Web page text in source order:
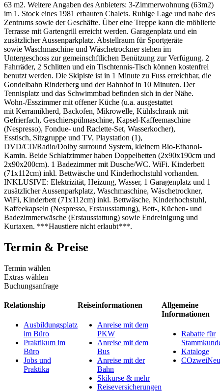
63 m2. Weitere Angaben des Anbieters: 3-Zimmerwohnung (63m2)
im 1. Stock eines 1981 erbauten Chalets. Ruhige Lage und nahe des
Zentrums sowie der Geschäfte. Über eine Treppe kann die möblierte
Terrasse mit Gartengrill erreicht werden. Garagenplatz und ein
zusätzlicher Aussenparkplatz. Abstellraum für Sportgeräte
sowie Waschmaschine und Wäschetrockner stehen im
Untergeschoss zur gemeinschftlichen Benützung zur Verfügung. 2
Fahrräder, 2 Schlitten und ein Tischtennis-Tisch können kostenfrei
benutzt werden. Die Skipiste ist in 1 Minute zu Fuss erreichbar, die
Gondelbahn Rinderberg und der Bahnhof in 10 Minuten. Der
Tennisplatz und das Schwimmbad befinden sich in der Nähe.
Wohn-/Esszimmer mit offener Küche (u.a. ausgestattet
mit Kerramikherd, Backofen, Mikrowelle, Kühlschrank mit
Gefrierfach, Geschierspülmaschine, Kapsel-Kaffeemaschine
(Nespresso), Fondue- und Raclette-Set, Wasserkocher),
Esstisch, Sitzgruppe und TV, Playstation (1),
DVD/CD/Radio/Dolby surround System, kleinem Bio-Ethanol-
Kamin. Beide Schlafzimmer haben Doppelbetten (2x90x190cm und
2x90x200cm). 1 Badezimmer mit Dusche/WC. WiFi. Kinderbett
(71x112cm) inkl. Bettwäsche und Kinderhochstuhl vorhanden.
INKLUSIVE: Elektrizität, Heizung, Wasser, 1 Garagenplatz und 1
zusätzlicher Aussenparkplatz, Waschmaschine, Wäschetrockner,
WiFi, Kinderbett (71x112cm) inkl. Bettwäsche, Kinderhochstuhl,
Kaffeekapseln (Nespresso, Erstausstattung), Bett-, Küchen- und
Badezimmerwäsche (Erstausstattung) sowie Endreinigung und
Kurtaxen. ***Haustiere nicht erlaubt***.
Termin & Preise
Termin wählen
Extras wählen
Buchungsanfrage
Relationship
Ausbildungsplatz
im Büro
Praktikum im
Büro
Jobs und
Praktika
Reiseinformationen
Anreise mit dem
PKW
Anreise mit dem
Bus
Anreise mit der
Bahn
Skikurse & mehr
Reiseversicherungen
Allgemeine
Informationen
Rabatte für
Kataloge